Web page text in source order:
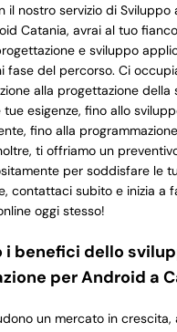
il nostro servizio di Sviluppo
Catania, avrai al tuo
e sviluppo
fase del percorso. Ci
alla progettazione della
tue esigenze, fino allo
fino alla
ti offriamo un
per soddisfare le
contattaci subito e inizia a
oggi stesso!
i benefici dello
per Android a
un mercato in crescita,